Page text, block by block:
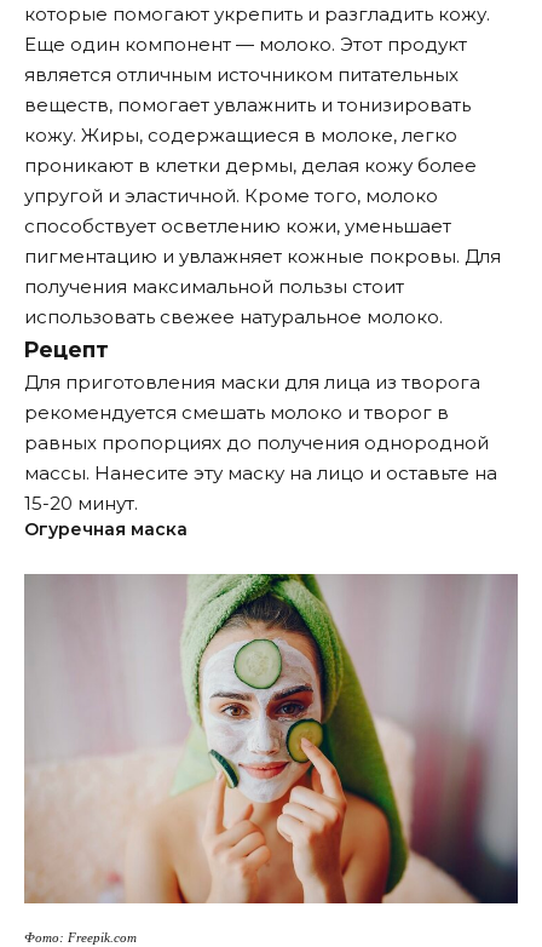
которые помогают укрепить и разгладить кожу.
Еще один компонент — молоко. Этот продукт
является отличным источником питательных
веществ, помогает увлажнить и тонизировать
кожу. Жиры, содержащиеся в молоке, легко
проникают в клетки дермы, делая кожу более
упругой и эластичной. Кроме того, молоко
способствует осветлению кожи, уменьшает
пигментацию и увлажняет кожные покровы. Для
получения максимальной пользы стоит
использовать свежее натуральное молоко.
Рецепт
Для приготовления маски для лица из творога
рекомендуется смешать молоко и творог в
равных пропорциях до получения однородной
массы. Нанесите эту маску на лицо и оставьте на
15-20 минут.
Огуречная маска
Фото: Freepik.com